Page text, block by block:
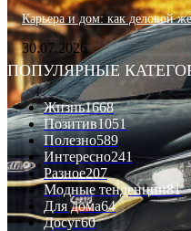
Карьера и дом: как деловой
30.07.2026
ПОПУЛЯРНЫЕ
Жизнь1668
Позитив1051
Полезно589
Интересно241
Разное207
Модные тенденции81
Для дома64
Досуг60